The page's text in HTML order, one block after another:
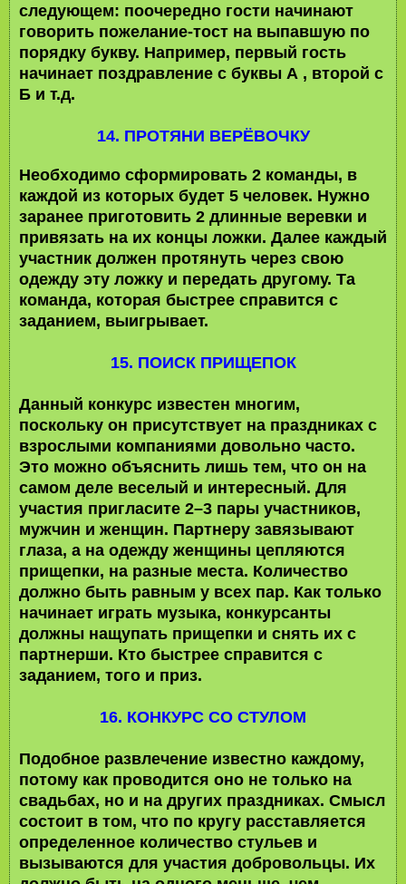
следующем: поочередно гости начинают
говорить пожелание-тост на выпавшую по
порядку букву. Например, первый гость
начинает поздравление с буквы А , второй с
Б и т.д.
14. ПРОТЯНИ ВЕРЁВОЧКУ
Необходимо сформировать 2 команды, в
каждой из которых будет 5 человек. Нужно
заранее приготовить 2 длинные веревки и
привязать на их концы ложки. Далее каждый
участник должен протянуть через свою
одежду эту ложку и передать другому. Та
команда, которая быстрее справится с
заданием, выигрывает.
15. ПОИСК ПРИЩЕПОК
Данный конкурс известен многим,
поскольку он присутствует на праздниках с
взрослыми компаниями довольно часто.
Это можно объяснить лишь тем, что он на
самом деле веселый и интересный. Для
участия пригласите 2–3 пары участников,
мужчин и женщин. Партнеру завязывают
глаза, а на одежду женщины цепляются
прищепки, на разные места. Количество
должно быть равным у всех пар. Как только
начинает играть музыка, конкурсанты
должны нащупать прищепки и снять их с
партнерши. Кто быстрее справится с
заданием, того и приз.
16. КОНКУРС СО СТУЛОМ
Подобное развлечение известно каждому,
потому как проводится оно не только на
свадьбах, но и на других праздниках. Смысл
состоит в том, что по кругу расставляется
определенное количество стульев и
вызываются для участия добровольцы. Их